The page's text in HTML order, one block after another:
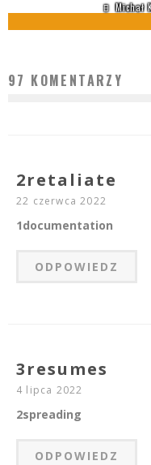
Michał
97 KOMENTARZY
2retaliate
22 czerwca 2022
1documentation
ODPOWIEDZ
3resumes
4 lipca 2022
2spreading
ODPOWIEDZ